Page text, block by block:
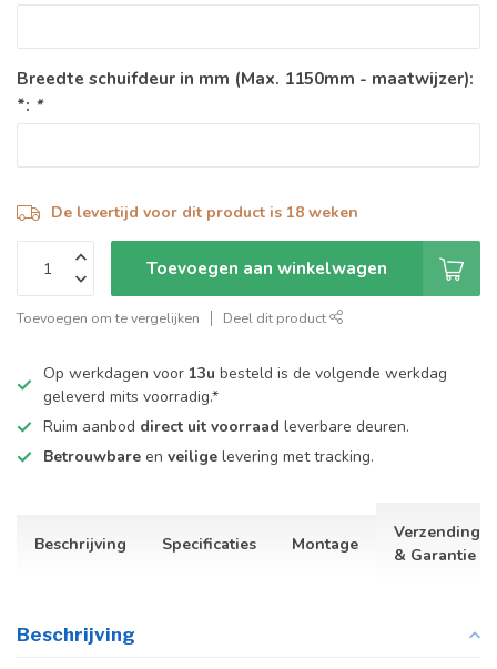
Breedte schuifdeur in mm (Max. 1150mm - maatwijzer):
*: *
De levertijd voor dit product is 18 weken
Toevoegen aan winkelwagen
Toevoegen om te vergelijken Deel dit product
Op werkdagen voor 13u besteld is de volgende werkdag
geleverd mits voorradig.*
Ruim aanbod direct uit voorraad leverbare deuren.
Betrouwbare en veilige levering met tracking.
Beschrijving Specificaties Montage
Verzending
& Garantie
Beschrijving